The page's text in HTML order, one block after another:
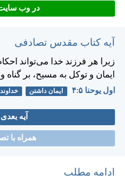
در وب سایت
آیه کتاب مقدس تصادفی
زيرا هر فرزند خدا می‌تواند
ايمان و توكل به مسيح، بر گناه و
اول يوحنا ۵:‏۴ ایمان داشتن خداوند
آیه
همراه با
ادامه مطلب